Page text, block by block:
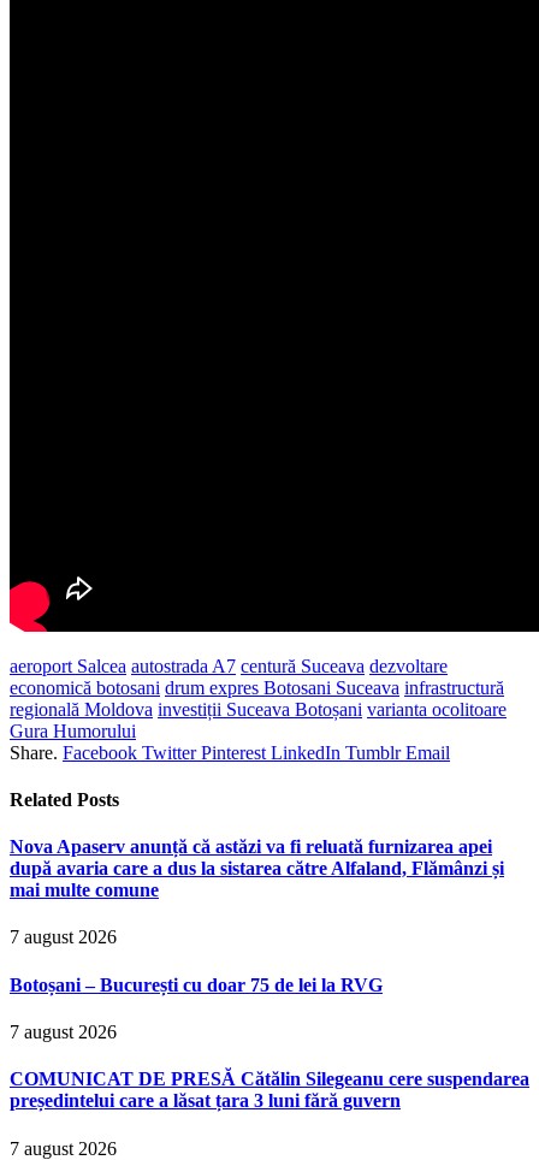
aeroport Salcea autostrada A7 centură Suceava dezvoltare
economică botosani drum expres Botosani Suceava infrastructură
regională Moldova investiții Suceava Botoșani varianta ocolitoare
Gura Humorului
Share. Facebook Twitter Pinterest LinkedIn Tumblr Email
Related Posts
Nova Apaserv anunță că astăzi va fi reluată furnizarea apei
după avaria care a dus la sistarea către Alfaland, Flămânzi și
mai multe comune
7 august 2026
Botoșani – București cu doar 75 de lei la RVG
7 august 2026
COMUNICAT DE PRESĂ Cătălin Silegeanu cere suspendarea
președintelui care a lăsat țara 3 luni fără guvern
7 august 2026